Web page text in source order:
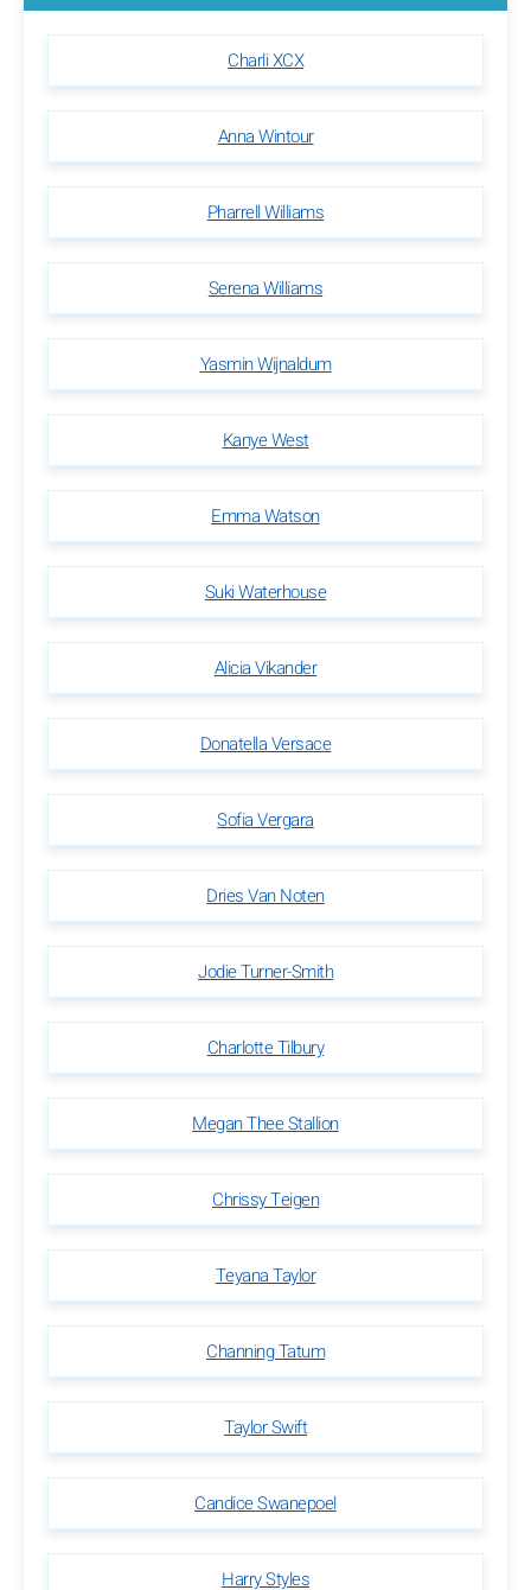
Charli XCX
Anna Wintour
Pharrell Williams
Serena Williams
Yasmin Wijnaldum
Kanye West
Emma Watson
Suki Waterhouse
Alicia Vikander
Donatella Versace
Sofia Vergara
Dries Van Noten
Jodie Turner-Smith
Charlotte Tilbury
Megan Thee Stallion
Chrissy Teigen
Teyana Taylor
Channing Tatum
Taylor Swift
Candice Swanepoel
Harry Styles